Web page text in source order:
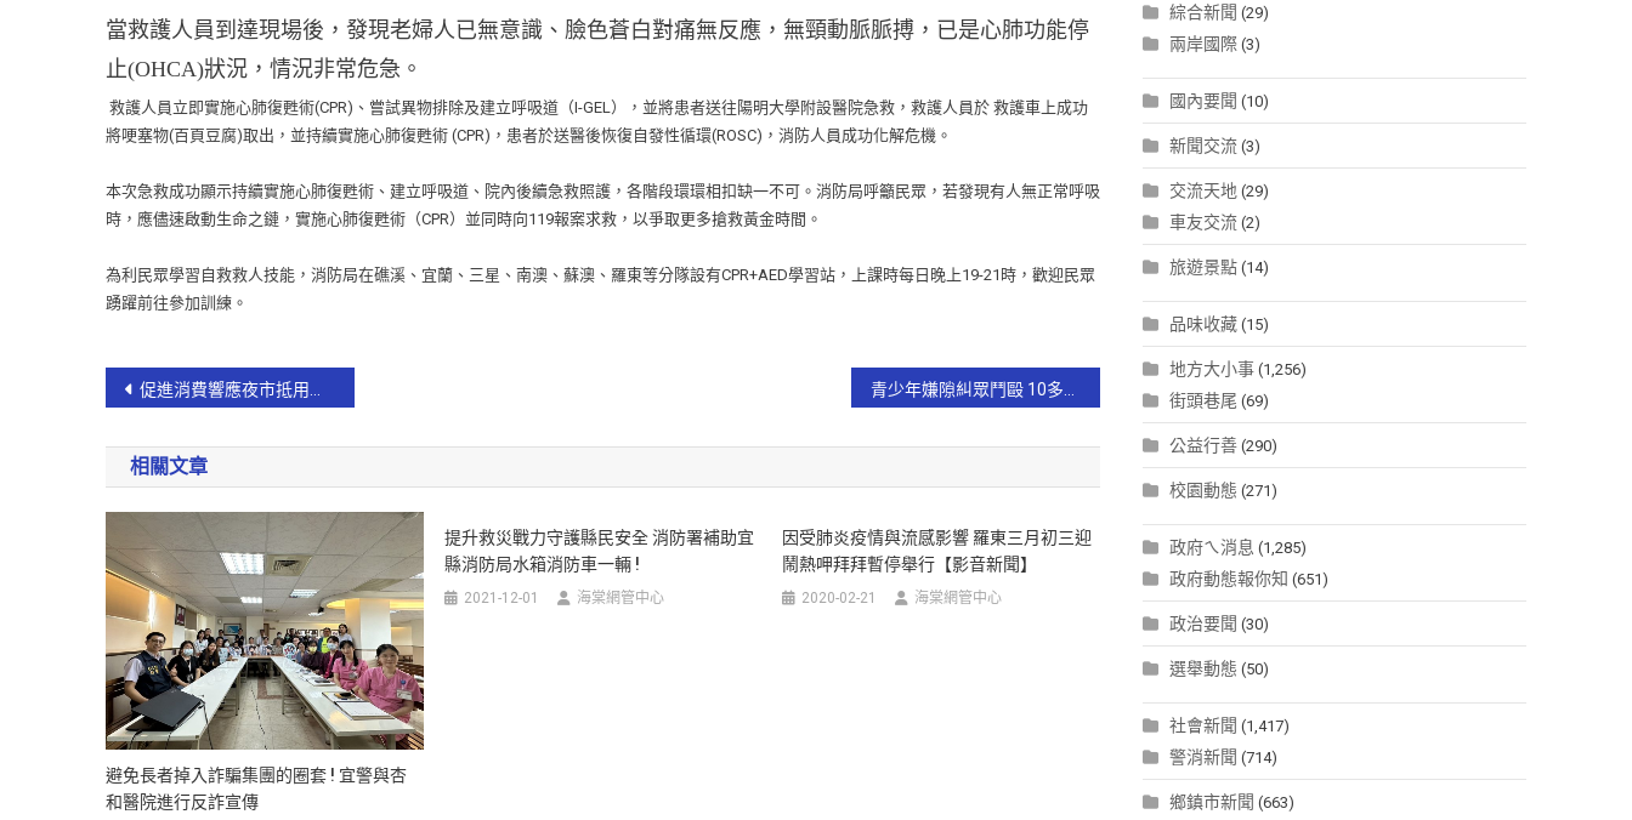
當救護人員到達現場後，發現老婦人已無意識、臉色蒼白對痛無反應，無頸動脈脈搏，已是心肺功能停
止(OHCA)狀況，情況非常危急。
救護人員立即實施心肺復甦術(CPR)、嘗試異物排除及建立呼吸道（I-GEL），並將患者送往陽明大學附設醫院急救，救護人員於 救護車上成功
將哽塞物(百頁豆腐)取出，並持續實施心肺復甦術 (CPR)，患者於送醫後恢復自發性循環(ROSC)，消防人員成功化解危機。
本次急救成功顯示持續實施心肺復甦術、建立呼吸道、院內後續急救照護，各階段環環相扣缺一不可。消防局呼籲民眾，若發現有人無正常呼吸
時，應儘速啟動生命之鏈，實施心肺復甦術（CPR）並同時向119報案求救，以爭取更多搶救黃金時間。
為利民眾學習自救救人技能，消防局在礁溪、宜蘭、三星、南澳、蘇澳、羅東等分隊設有CPR+AED學習站，上課時每日晚上19-21時，歡迎民眾
踴躍前往參加訓練。
促進消費響應夜市抵用券 宜蘭市公所發放2,000張消費回饋券！
相關文章
避免長者掉入詐騙集團的圈套 ! 宜警與杏
和醫院進行反詐宣傳
提升救災戰力守護縣民安全 消防署補助宜
縣消防局水箱消防車一輛 !
2021-12-01 海棠網管中心
因受肺炎疫情與流感影響 羅東三月初三迎
鬧熱呷拜拜暫停舉行【影音新聞】
2020-02-21 海棠網管中心
綜合新聞 (29)
兩岸國際 (3)
國內要聞 (10)
新聞交流 (3)
交流天地 (29)
車友交流 (2)
旅遊景點 (14)
品味收藏 (15)
地方大小事 (1,256)
街頭巷尾 (69)
公益行善 (290)
校園動態 (271)
政府ㄟ消息 (1,285)
政府動態報你知 (651)
政治要聞 (30)
選舉動態 (50)
社會新聞 (1,417)
警消新聞 (714)
鄉鎮市新聞 (663)